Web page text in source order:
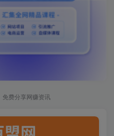
免费分享网赚资讯